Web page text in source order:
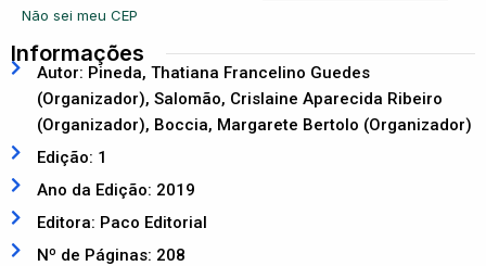
Não sei meu CEP
Informações
Autor: Pineda, Thatiana Francelino Guedes
(Organizador), Salomão, Crislaine Aparecida Ribeiro
(Organizador), Boccia, Margarete Bertolo (Organizador)
Edição: 1
Ano da Edição: 2019
Editora: Paco Editorial
Nº de Páginas: 208